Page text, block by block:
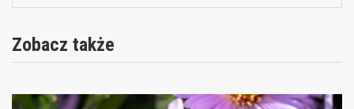
Zobacz także